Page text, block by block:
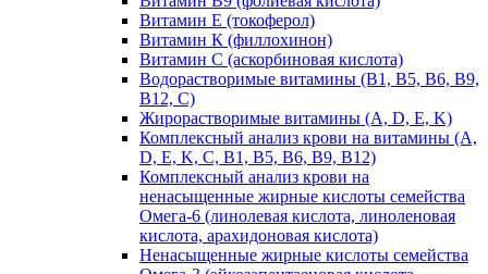
Витамин Е (токоферол)
Витамин К (филлохинон)
Витамин С (аскорбиновая кислота)
Водорастворимые витамины (B1, B5, B6, В9,
В12, С)
Жирорастворимые витамины (A, D, E, K)
Комплексный анализ крови на витамины (A,
D, E, K, C, B1, B5, B6, В9, B12)
Комплексный анализ крови на
ненасыщенные жирные кислоты семейства
Омега-6 (линолевая кислота, линоленовая
кислота, арахидоновая кислота)
Ненасыщенные жирные кислоты семейства